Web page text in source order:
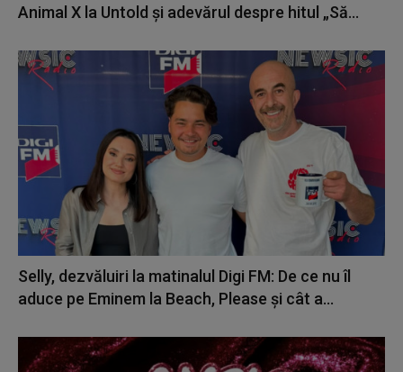
Animal X la Untold și adevărul despre hitul „Să...
Selly, dezvăluiri la matinalul Digi FM: De ce nu îl
aduce pe Eminem la Beach, Please și cât a...